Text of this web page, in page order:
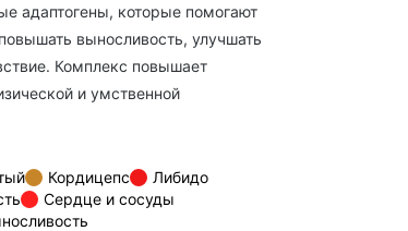
адаптогены, которые помогают
выносливость, улучшать
Комплекс повышает
и умственной
Кордицепс
Либидо
Сердце и сосуды